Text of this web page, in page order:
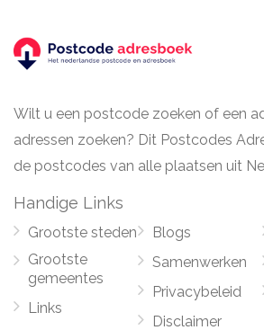
Wilt u een postcode zoeken of een
adressen zoeken? Dit Postcodes
de postcodes van alle plaatsen uit
Handige Links
Grootste steden
Grootste
gemeentes
Links
Blogs
Samenwerken
Privacybeleid
Disclaimer